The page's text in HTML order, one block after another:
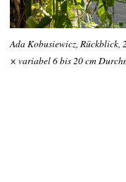
Ada Kobusiewicz, Rückblick,
× variabel 6 bis 20 cm